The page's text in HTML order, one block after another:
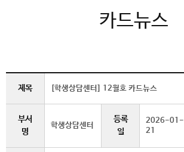
카드뉴스
제목 [학생상담센터] 12월호 카드뉴스
부서
명
학생상담센터
등록
일
2026-01-
21